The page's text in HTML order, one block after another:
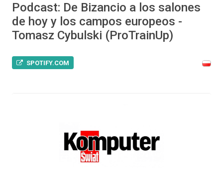
Podcast: De Bizancio a los salones
de hoy y los campos europeos -
Tomasz Cybulski (ProTrainUp)
SPOTIFY.COM